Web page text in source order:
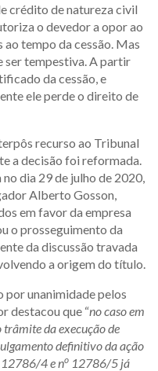
crédito de natureza civil
o devedor a opor ao
ao tempo da cessão. Mas
ser tempestiva. A partir
da cessão, e
ele perde o direito de
recurso ao Tribunal
a decisão foi reformada.
dia 29 de julho de 2020,
Alberto Gosson,
em favor da empresa
o prosseguimento da
da discussão travada
a origem do título.
por unanimidade pelos
destacou que “no caso em
trâmite da execução de
definitivo da ação
12786/4 e no 12786/5 já